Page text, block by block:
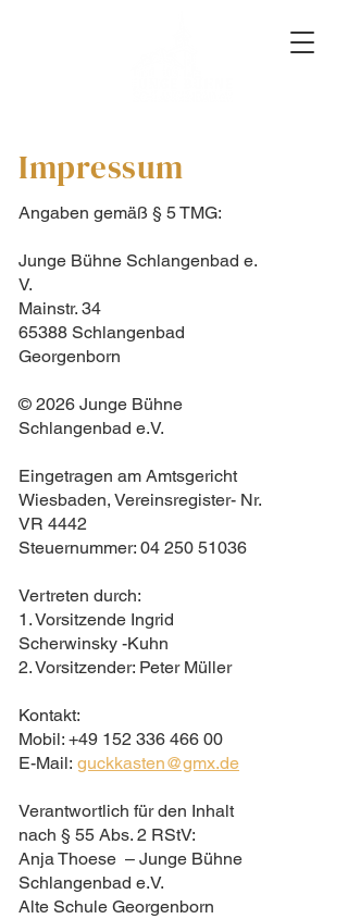
Impressum
Angaben gemäß § 5 TMG:
Junge Bühne Schlangenbad e.
V.
Mainstr. 34
65388 Schlangenbad
Georgenborn
© 2026 Junge Bühne
Schlangenbad e.V.
Eingetragen am Amtsgericht
Wiesbaden, Vereinsregister- Nr.
VR 4442
Steuernummer: 04 250 51036
Vertreten durch:
1. Vorsitzende Ingrid
Scherwinsky -Kuhn
2. Vorsitzender: Peter Müller
Kontakt:
Mobil: +49 152 336 466 00
E-Mail: guckkasten@gmx.de
Verantwortlich für den Inhalt
nach § 55 Abs. 2 RStV:
Anja Thoese – Junge Bühne
Schlangenbad e.V.
Alte Schule Georgenborn